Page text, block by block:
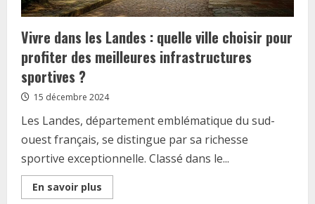
Vivre dans les Landes : quelle ville choisir pour
profiter des meilleures infrastructures
sportives ?
15 décembre 2024
Les Landes, département emblématique du sud-
ouest français, se distingue par sa richesse
sportive exceptionnelle. Classé dans le...
En savoir plus
more